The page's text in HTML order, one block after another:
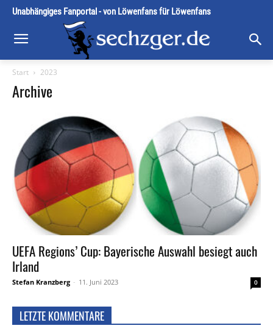
Unabhängiges Fanportal - von Löwenfans für Löwenfans
Start 2023
Archive
UEFA Regions’ Cup: Bayerische Auswahl besiegt auch
Irland
Stefan Kranzberg - 11. Juni 2023 0
LETZTE KOMMENTARE